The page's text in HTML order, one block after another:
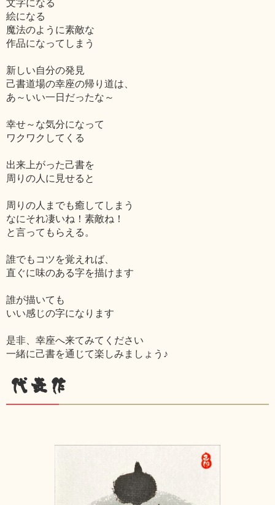
絵になる
魔法のように素敵な
作品になってしまう
新しい自分の発見
己書道場の幸座の帰り道は、
あ～いい一日だったな～
幸せ～な気分になって
ワクワクしてくる
出来上がった己書を
周りの人に見せると
周りの人までも癒してしまう
なにそれ凄いね！素敵ね！
と言ってもらえる。
誰でもコツを覚えれば、
直ぐに味のある字を描けます
誰が描いても
いい感じの字になります
是非、幸座へ来てみてください
一緒に己書を通じて楽しみましょう♪
代表作